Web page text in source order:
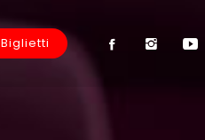
Biglietti